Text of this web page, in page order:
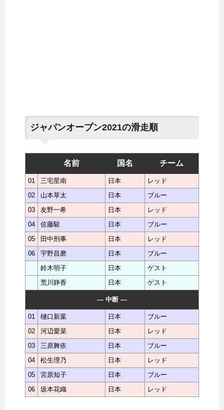
ジャパンオープン2021の滑走順
名前 国名 チーム
01 三宅星南 日本
レッド
02
山本草太 日本
ブルー
03
友野一希 日本
レッド
04
佐藤駿 日本
ブルー
05
田中刑事 日本
レッド
06
宇野昌磨 日本
ブルー
鈴木明子
日本
ゲスト
荒川静香
日本 ゲスト
― 中断 ―
01 樋口新葉 日本
ブルー
02
河辺愛菜 日本
レッド
03
三原舞依 日本
ブルー
04
松生理乃 日本
レッド
05
宮原知子 日本
ブルー
06
坂本花織 日本 レッド